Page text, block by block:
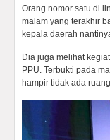
Orang nomor satu di
malam yang terakhir
kepala daerah
Dia juga melihat
PPU. Terbukti pada
hampir tidak ada